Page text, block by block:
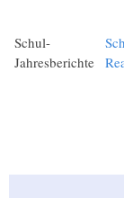
Schul-
Jahresberichte